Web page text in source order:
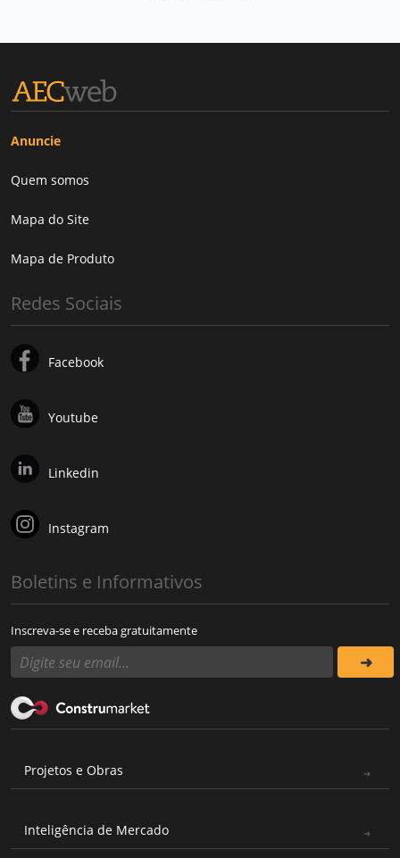
Anuncie
Quem somos
Mapa do Site
Mapa de Produto
Redes Sociais
Facebook
Youtube
Linkedin
Instagram
Boletins e Informativos
Inscreva-se e receba gratuitamente
Projetos e Obras
Inteligência de Mercado